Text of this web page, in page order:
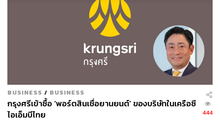
BUSINESS / BUSINESS
กรุงศรีเข้าซื้อ ‘พอร์ตสินเชื่อยานยนต์’ ของบริษัทในเครือซี
ไอเอ็มบีไทย
444